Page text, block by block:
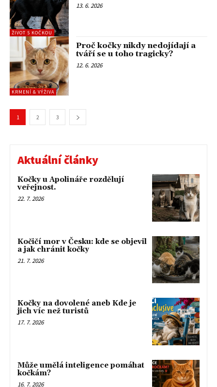
ŽIVOT S KOČKOU
13. 6. 2026
KRMENÍ & VÝŽIVA
Proč kočky nikdy nedojídají a
tváří se u toho tragicky?
12. 6. 2026
1 2 3
Aktuální články
Kočky u Apolináře rozdělují
veřejnost.
22. 7. 2026
Kočičí mor v Česku: kde se objevil
a jak chránit kočky
21. 7. 2026
Kočky na dovolené aneb Kde je
jich víc než turistů
17. 7. 2026
Může umělá inteligence pomáhat
kočkám?
16. 7. 2026